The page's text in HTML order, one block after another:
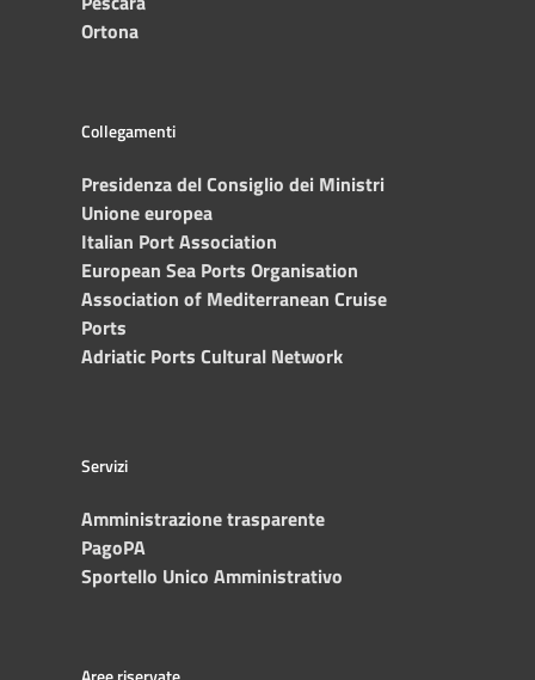
Ortona
Collegamenti
Presidenza del Consiglio dei Ministri
Unione europea
Italian Port Association
European Sea Ports Organisation
Association of Mediterranean Cruise
Ports
Adriatic Ports Cultural Network
Servizi
Amministrazione trasparente
PagoPA
Sportello Unico Amministrativo